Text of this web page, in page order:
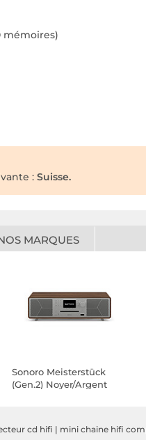
mémoires)
: Suisse.
MARQUES
Sonoro Meisterstück
(Gen.2) Noyer/Argent
cd hifi | mini chaine hifi